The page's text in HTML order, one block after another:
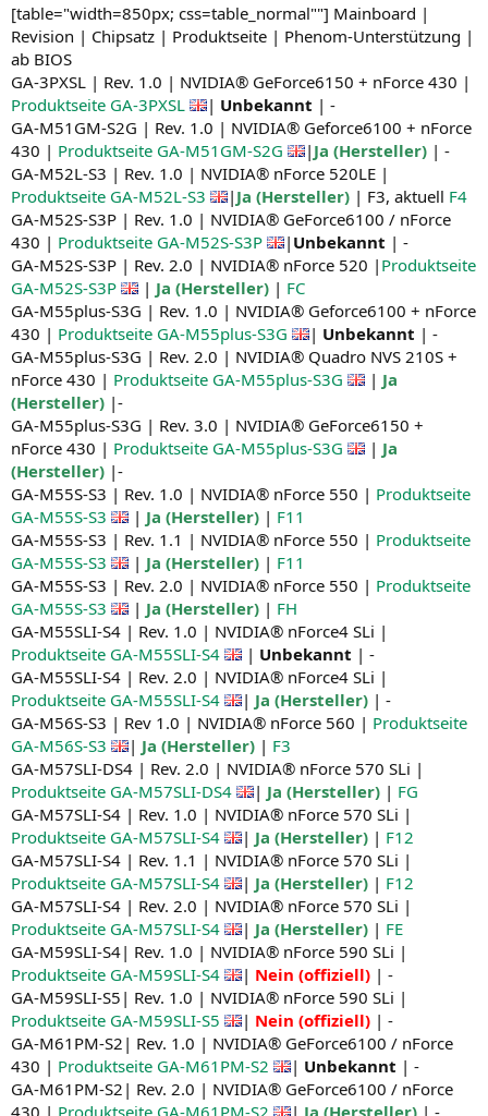
[table="width=850px; css=table_normal""] Mainboard |
Revision | Chipsatz | Produktseite | Phenom-Unterstützung |
ab BIOS
GA-3PXSL | Rev. 1.0 | NVIDIA® GeForce6150 + nForce 430 |
Produktseite GA-3PXSL
| Unbekannt | -
GA-M51GM-S2G | Rev. 1.0 | NVIDIA® Geforce6100 + nForce
430 | Produktseite GA-M51GM-S2G | Ja (Hersteller) | -
GA-M52L-S3 | Rev. 1.0 | NVIDIA® nForce 520LE |
Produktseite GA-M52L-S3
| Ja (Hersteller) | F3, aktuell F4
GA-M52S-S3P | Rev. 1.0 | NVIDIA® GeForce6100 / nForce
430 | Produktseite GA-M52S-S3P | Unbekannt | -
GA-M52S-S3P | Rev. 2.0 | NVIDIA® nForce 520 | Produktseite
GA-M52S-S3P
| Ja (Hersteller) | FC
GA-M55plus-S3G | Rev. 1.0 | NVIDIA® Geforce6100 + nForce
430 | Produktseite GA-M55plus-S3G | Unbekannt | -
GA-M55plus-S3G | Rev. 2.0 | NVIDIA® Quadro NVS 210S +
nForce 430 | Produktseite GA-M55plus-S3G | Ja
(Hersteller) |-
GA-M55plus-S3G | Rev. 3.0 | NVIDIA® GeForce6150 +
nForce 430 | Produktseite GA-M55plus-S3G | Ja
(Hersteller) |-
GA-M55S-S3 | Rev. 1.0 | NVIDIA® nForce 550 | Produktseite
GA-M55S-S3
| Ja (Hersteller) | F11
GA-M55S-S3 | Rev. 1.1 | NVIDIA® nForce 550 | Produktseite
GA-M55S-S3
| Ja (Hersteller) | F11
GA-M55S-S3 | Rev. 2.0 | NVIDIA® nForce 550 | Produktseite
GA-M55S-S3
| Ja (Hersteller) | FH
GA-M55SLI-S4 | Rev. 1.0 | NVIDIA® nForce4 SLi |
Produktseite GA-M55SLI-S4
| Unbekannt | -
GA-M55SLI-S4 | Rev. 2.0 | NVIDIA® nForce4 SLi |
Produktseite GA-M55SLI-S4
| Ja (Hersteller) | -
GA-M56S-S3 | Rev 1.0 | NVIDIA® nForce 560 | Produktseite
GA-M56S-S3
| Ja (Hersteller) | F3
GA-M57SLI-DS4 | Rev. 2.0 | NVIDIA® nForce 570 SLi |
Produktseite GA-M57SLI-DS4
| Ja (Hersteller) | FG
GA-M57SLI-S4 | Rev. 1.0 | NVIDIA® nForce 570 SLi |
Produktseite GA-M57SLI-S4
| Ja (Hersteller) | F12
GA-M57SLI-S4 | Rev. 1.1 | NVIDIA® nForce 570 SLi |
Produktseite GA-M57SLI-S4
| Ja (Hersteller) | F12
GA-M57SLI-S4 | Rev. 2.0 | NVIDIA® nForce 570 SLi |
Produktseite GA-M57SLI-S4
| Ja (Hersteller) | FE
GA-M59SLI-S4| Rev. 1.0 | NVIDIA® nForce 590 SLi |
Produktseite GA-M59SLI-S4
| Nein (offiziell) | -
GA-M59SLI-S5| Rev. 1.0 | NVIDIA® nForce 590 SLi |
Produktseite GA-M59SLI-S5
| Nein (offiziell) | -
GA-M61PM-S2| Rev. 1.0 | NVIDIA® GeForce6100 / nForce
430 | Produktseite GA-M61PM-S2 | Unbekannt | -
GA-M61PM-S2| Rev. 2.0 | NVIDIA® GeForce6100 / nForce
430 | Produktseite GA-M61PM-S2 | Ja (Hersteller) | -